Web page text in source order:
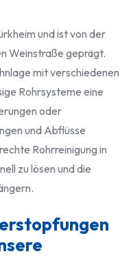
und ist von der
Weinstraße geprägt.
mit verschiedenen
Rohrsysteme eine
oder
und Abflüsse
Rohrreinigung in
zu lösen und die